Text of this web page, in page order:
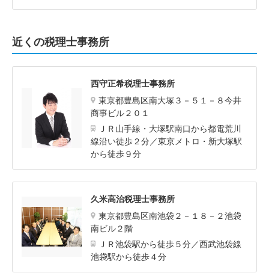
近くの税理士事務所
西守正希税理士事務所
東京都豊島区南大塚３－５１－８今井
商事ビル２０１
ＪＲ山手線・大塚駅南口から都電荒川
線沿い徒歩２分／東京メトロ・新大塚駅
から徒歩９分
久米高治税理士事務所
東京都豊島区南池袋２－１８－２池袋
南ビル２階
ＪＲ池袋駅から徒歩５分／西武池袋線
池袋駅から徒歩４分